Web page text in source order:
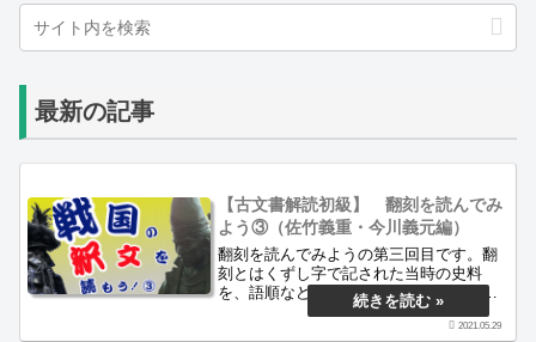
最新の記事
【古文書解読初級】 翻刻を読んでみ
よう③（佐竹義重・今川義元編）
翻刻を読んでみようの第三回目です。翻
刻とはくずし字で記された当時の史料
を、語順などをそのままにして活字化し
たものを指します。くずし字は一切あり
ませんので、お気軽にご覧ください。当
2021.05.29